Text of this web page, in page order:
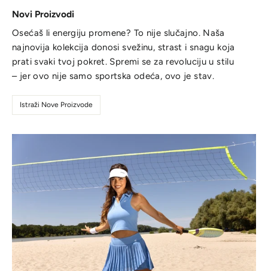
Novi Proizvodi
Osećaš li energiju promene? To nije slučajno. Naša
najnovija kolekcija donosi svežinu, strast i snagu koja
prati svaki tvoj pokret. Spremi se za revoluciju u stilu
– jer ovo nije samo sportska odeća, ovo je stav.
Istraži Nove Proizvode